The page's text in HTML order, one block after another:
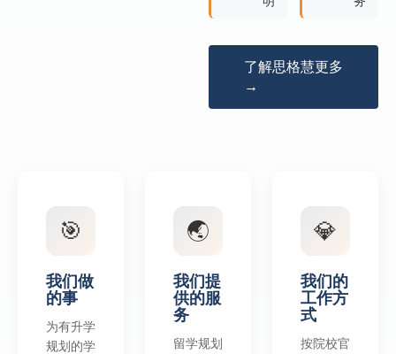
了解思格慧更多
→
🎯
我们做
的事
为有升学
规划的学
🌏
我们提
供的服
务
留学规划
💎
我们的
工作方
式
按院校官